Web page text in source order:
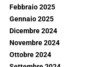
Febbraio 2025
Gennaio 2025
Dicembre 2024
Novembre 2024
Ottobre 2024